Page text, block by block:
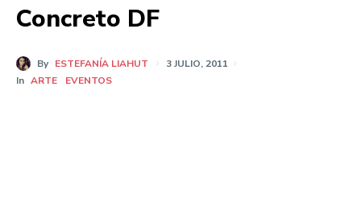
Concreto DF
By ESTEFANÍA LIAHUT
3 JULIO, 2011
In ARTE EVENTOS